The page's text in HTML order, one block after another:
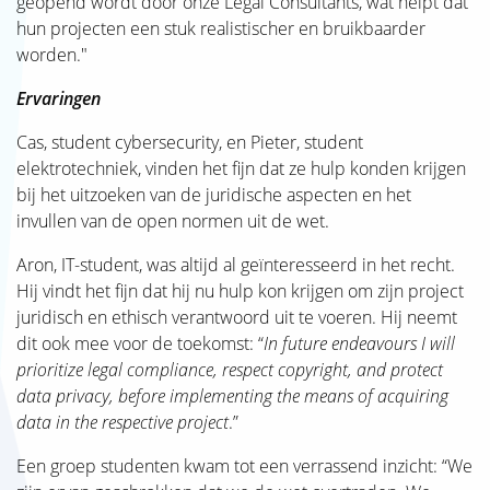
hun projecten een stuk realistischer en bruikbaarder
worden."
Ervaringen
Cas, student cybersecurity, en Pieter, student
elektrotechniek, vinden het fijn dat ze hulp konden krijgen
bij het uitzoeken van de juridische aspecten en het
invullen van de open normen uit de wet.
Aron, IT-student, was altijd al geïnteresseerd in het recht.
Hij vindt het fijn dat hij nu hulp kon krijgen om zijn project
juridisch en ethisch verantwoord uit te voeren. Hij neemt
dit ook mee voor de toekomst: “In future endeavours I will
prioritize legal compliance, respect copyright, and protect
data privacy, before implementing the means of acquiring
data in the respective project.”
Een groep studenten kwam tot een verrassend inzicht: “We